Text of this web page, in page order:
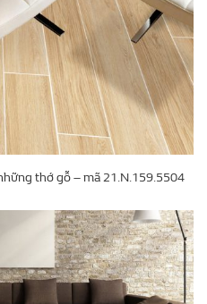
thớ gỗ – mã 21.N.159.5504